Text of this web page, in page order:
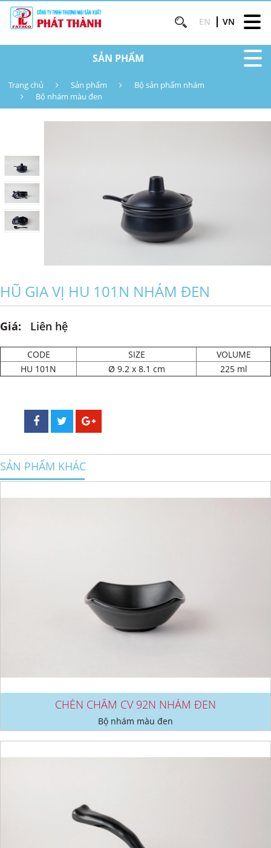
EN VN
SẢN PHẨM
Trang chủ Sản phẩm
Bộ sản phẩm nhám
Bộ nhám màu đen
HŨ GIA VỊ HU 101N NHÁM ĐEN
Giá: Liên hệ
CODE SIZE
VOLUME
HU 101N
Ø 9.2 x 8.1 cm 225 ml
SẢN PHẨM KHÁC
CHÉN CHẤM CV 92N NHÁM ĐEN
Bộ nhám màu đen